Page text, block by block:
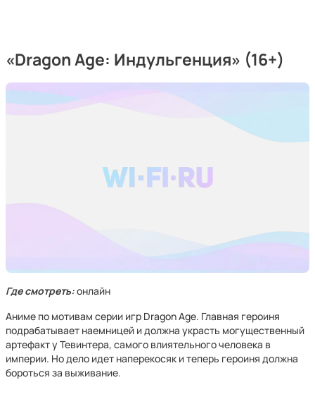
«Dragon Age: Индульгенция» (16+)
Где смотреть:онлайн
Аниме по мотивам серии игр Dragon Age. Главная героиня
подрабатывает наемницей и должна украсть могущественный
артефакт у Тевинтера, самого влиятельного человека в
империи. Но дело идет наперекосяк и теперь героиня должна
бороться за выживание.